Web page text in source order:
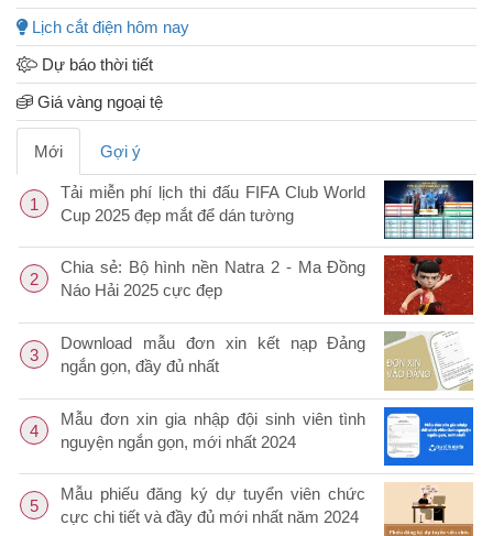
Lịch cắt điện hôm nay
Dự báo thời tiết
Giá vàng ngoại tệ
Mới Gợi ý
1
Tải miễn phí lịch thi đấu FIFA Club World
Cup 2025 đẹp mắt để dán tường
2
Chia sẻ: Bộ hình nền Natra 2 - Ma Đồng
Náo Hải 2025 cực đẹp
3
Download mẫu đơn xin kết nạp Đảng
ngắn gọn, đầy đủ nhất
4
Mẫu đơn xin gia nhập đội sinh viên tình
nguyện ngắn gọn, mới nhất 2024
5
Mẫu phiếu đăng ký dự tuyển viên chức
cực chi tiết và đầy đủ mới nhất năm 2024